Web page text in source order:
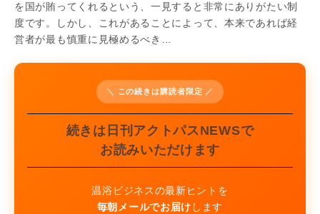
を国が賄ってくれるという、一見すると非常にありがたい制
度です。しかし、これがあることによって、本来であれば経
営者が最も慎重に見極めるべき…
＼ この続きは購読者限定 ／
続きは日刊アクトパスNEWSで
お読みいただけます
温浴ビジネスの最新ヒントを
毎朝メールでお届け します